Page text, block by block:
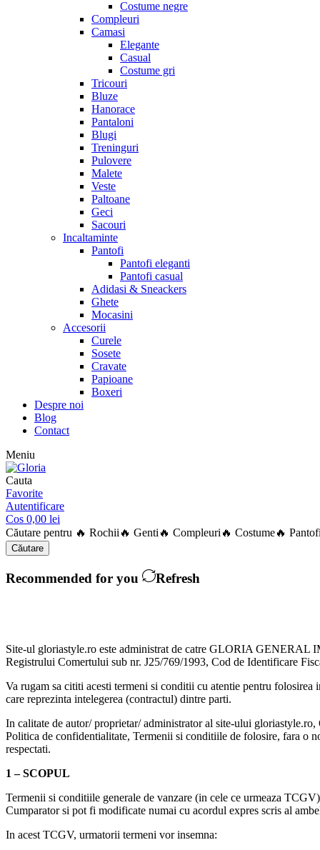
Costume negre
Compleuri
Camasi
Elegante
Casual
Costume gri
Tricouri
Bluze
Hanorace
Pantaloni
Blugi
Treninguri
Pulovere
Malete
Veste
Paltoane
Geci
Sacouri
Incaltaminte
Pantofi
Pantofi eleganti
Pantofi casual
Adidasi & Sneackers
Ghete
Mocasini
Accesorii
Curele
Sosete
Cravate
Papioane
Boxeri
Despre noi
Blog
Contact
Meniu
Cauta
Favorite
Autentificare
Cos 0,00 lei
Căutare pentru 🔥 Rochii 🔥 Genti 🔥 Compleuri 🔥 Costume🔥 Pantofi
Căutare
Recommended for you Refresh
Site-ul gloriastyle.ro este administrat de catre GLORIA GENERAL
Registrului Comertului sub nr. J25/769/1993, Cod de Identificare
Va rugam sa cititi acesti termeni si conditii cu atentie pentru
care reprezinta intelegerea (contractul) dintre parti.
In calitate de autor/ proprietar/ administrator al site-ului
Politica de confidentialitate, Termenii si conditiile de folosire, fara o
respectati.
1 – SCOPUL
Termenii si conditiile generale de vanzare (in cele ce urmeaza
Cumparator si pot fi modificate numai cu acordul expres scris al
In acest TCGV, urmatorii termeni vor insemna: